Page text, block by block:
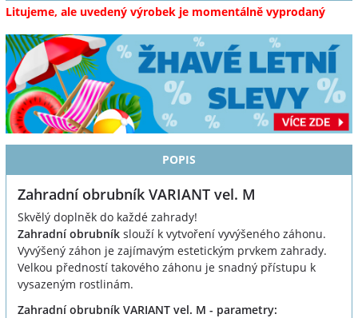
Litujeme, ale uvedený výrobek je momentálně vyprodaný
POPIS
Zahradní obrubník VARIANT vel. M
Skvělý doplněk do každé zahrady!
Zahradní obrubník slouží k vytvoření vyvýšeného záhonu.
Vyvýšený záhon je zajímavým estetickým prvkem zahrady.
Velkou předností takového záhonu je snadný přístupu k
vysazeným rostlinám.
Zahradní obrubník VARIANT vel. M - parametry: